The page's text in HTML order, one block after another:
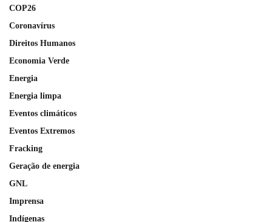
COP26
Coronavírus
Direitos Humanos
Economia Verde
Energia
Energia limpa
Eventos climáticos
Eventos Extremos
Fracking
Geração de energia
GNL
Imprensa
Indígenas